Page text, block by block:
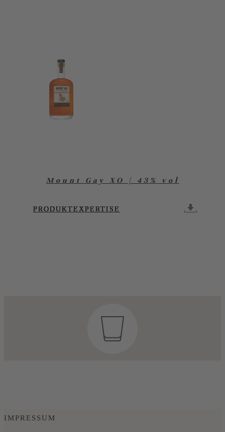
PRODUKTEXPERTISE
PRODUKTEXPERTISE
PRODUKTEXPERTISE
PRODUKTEXPERTISE
PRODUKTEXPERTISE
PRODUKTEXPERTISE
PRODUKTEXPERTISE
Mount Gay XO | 43% vol
PRODUKTEXPERTISE
IMPRESSUM